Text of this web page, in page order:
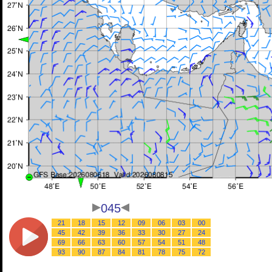
045
00
03
06
09
12
15
18
21
24
27
30
33
36
39
42
45
48
51
54
57
60
63
66
69
72
75
78
81
84
87
90
93